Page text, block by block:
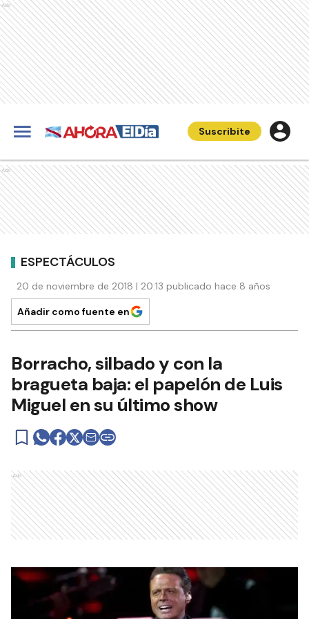
Ads
Suscribite
Ads
ESPECTÁCULOS
20 de noviembre de 2018 | 20:13 publicado hace 8 años
Añadir como fuente en
Borracho, silbado y con la
bragueta baja: el papelón de Luis
Miguel en su último show
Ads